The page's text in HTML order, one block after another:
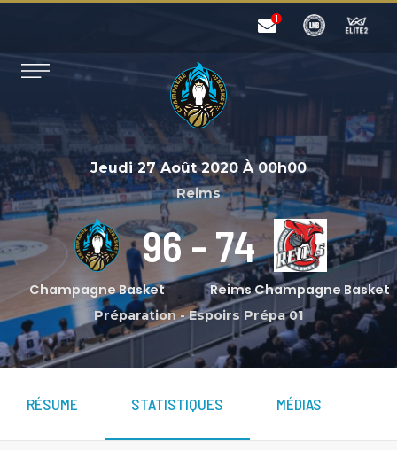
Jeudi 27 Août 2020 À 00h00
Reims
Champagne Basket
96- 74
Reims Champagne Basket
Préparation-Espoirs Prépa 01
RÉSUME STATISTIQUES MÉDIAS